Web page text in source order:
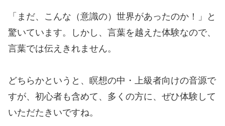
「まだ、こんな（意識の）世界があったのか！」と
驚いています。しかし、言葉を越えた体験なので、
言葉では伝えきれません。
どちらかというと、瞑想の中・上級者向けの音源で
すが、初心者も含めて、多くの方に、ぜひ体験して
いただたきいですね。